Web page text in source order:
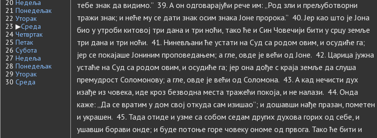
20 Недеља
21 Понедељак
22 Уторак
23 ▶Среда
24 Четвртак
25 Петак
26 Субота
27 Недеља
28 Понедељак
29 Уторак
30 Среда
тебе знак да видимо.” 39. А он одговарајући рече им: „Род зли и прељуботворни
тражи знак; и неће му се дати знак осим знака Јоне пророка.” 40. Јер као што је Јона
био у утроби китовој три дана и три ноћи, тако ће и Син Човечији бити у срцу земље
три дана и три ноћи. 41. Ниневљани ће устати на Суд са родом овим, и осудиће га;
јер се покајаше Јониним проповедањем; а гле, овде је већи од Јоне. 42. Царица јужна
устаће на Суд са родом овим, и осудиће га; јер она дође с краја земље да слуша
премудрост Соломонову; а гле, овде је већи од Соломона. 43. А кад нечисти дух
изађе из човека, иде кроз безводна места тражећи покоја, и не налази. 44. Онда
каже: „Да се вратим у дом свој откуда сам изишао”; и дошавши нађе празан, пометен
и украшен. 45. Тада отиде и узме са собом седам других духова горих од себе, и
ушавши борави онде; и буде потоње горе човеку ономе од првога. Тако ће бити и